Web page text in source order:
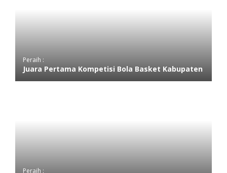
Peraih :
Juara Pertama Kompetisi Bola Basket Kabupaten
Peraih :